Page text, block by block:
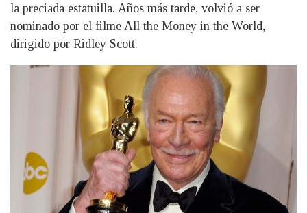
la preciada estatuilla. Años más tarde, volvió a ser
nominado por el filme All the Money in the World,
dirigido por Ridley Scott.